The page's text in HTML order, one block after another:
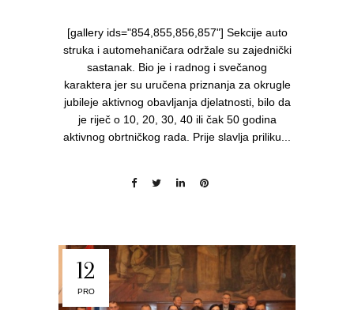
[gallery ids="854,855,856,857"] Sekcije auto
struka i automehaničara održale su zajednički
sastanak. Bio je i radnog i svečanog
karaktera jer su uručena priznanja za okrugle
jubileje aktivnog obavljanja djelatnosti, bilo da
je riječ o 10, 20, 30, 40 ili čak 50 godina
aktivnog obrtničkog rada. Prije slavlja priliku...
12
PRO